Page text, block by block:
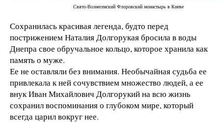
Свято-Вознесенский Флоровский монастырь в Киеве
Сохранилась красивая легенда, будто перед
пострижением Наталия Долгорукая бросила в воды
Днепра свое обручальное кольцо, которое хранила как
память о муже.
Ее не оставляли без внимания. Необычайная судьба ее
привлекала к ней сочувствием множество людей, а ее
внук Иван Михайлович Долгорукий на всю жизнь
сохранил воспоминания о глубоком мире, который
всегда царил вокруг нее.